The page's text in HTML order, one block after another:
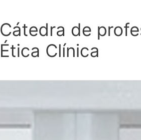
Cátedra de
Ética Clínica